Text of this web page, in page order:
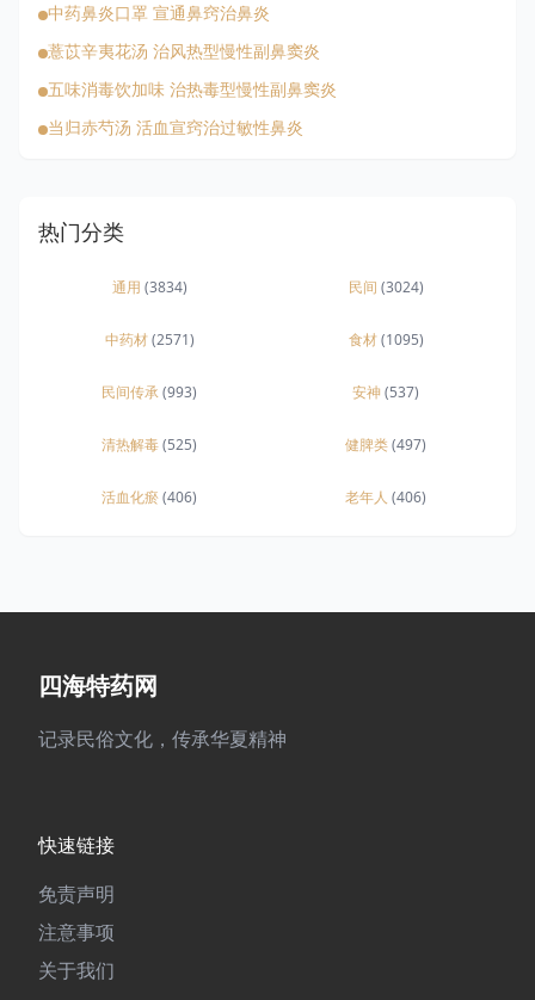
中药鼻炎口罩 宣通鼻窍治鼻炎
薏苡辛夷花汤 治风热型慢性副鼻窦炎
五味消毒饮加味 治热毒型慢性副鼻窦炎
当归赤芍汤 活血宣窍治过敏性鼻炎
热门分类
通用 (3834) 民间 (3024)
中药材(2571) 食材(1095)
民间传承(993) 安神(537)
清热解毒(525) 健脾类(497)
活血化瘀(406) 老年人 (406)
四海特药网
记录民俗文化，传承华夏精神
快速链接
免责声明
注意事项
关于我们